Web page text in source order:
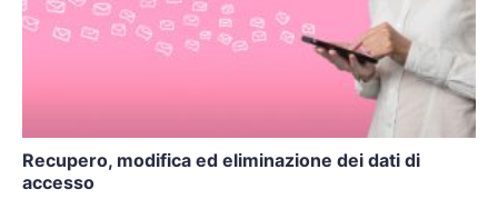
Recupero, modifica ed eliminazione dei dati di
accesso